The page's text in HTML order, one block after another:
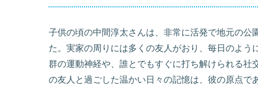
子供の頃の中間淳太さんは、非常に活発で地元の公
た。実家の周りには多くの友人がおり、毎日のよう
群の運動神経や、誰とでもすぐに打ち解けられる社
の友人と過ごした温かい日々の記憶は、彼の原点で